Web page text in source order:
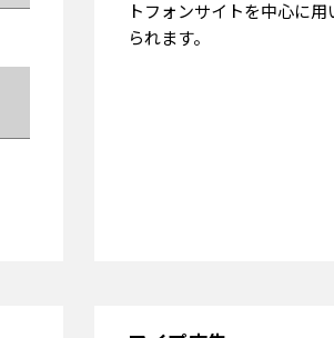
トフォンサイトを中心に用
られます。